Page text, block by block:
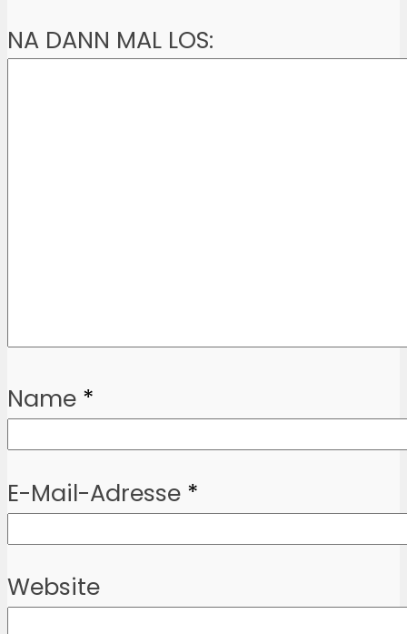
NA DANN MAL LOS:
Name *
E-Mail-Adresse *
Website